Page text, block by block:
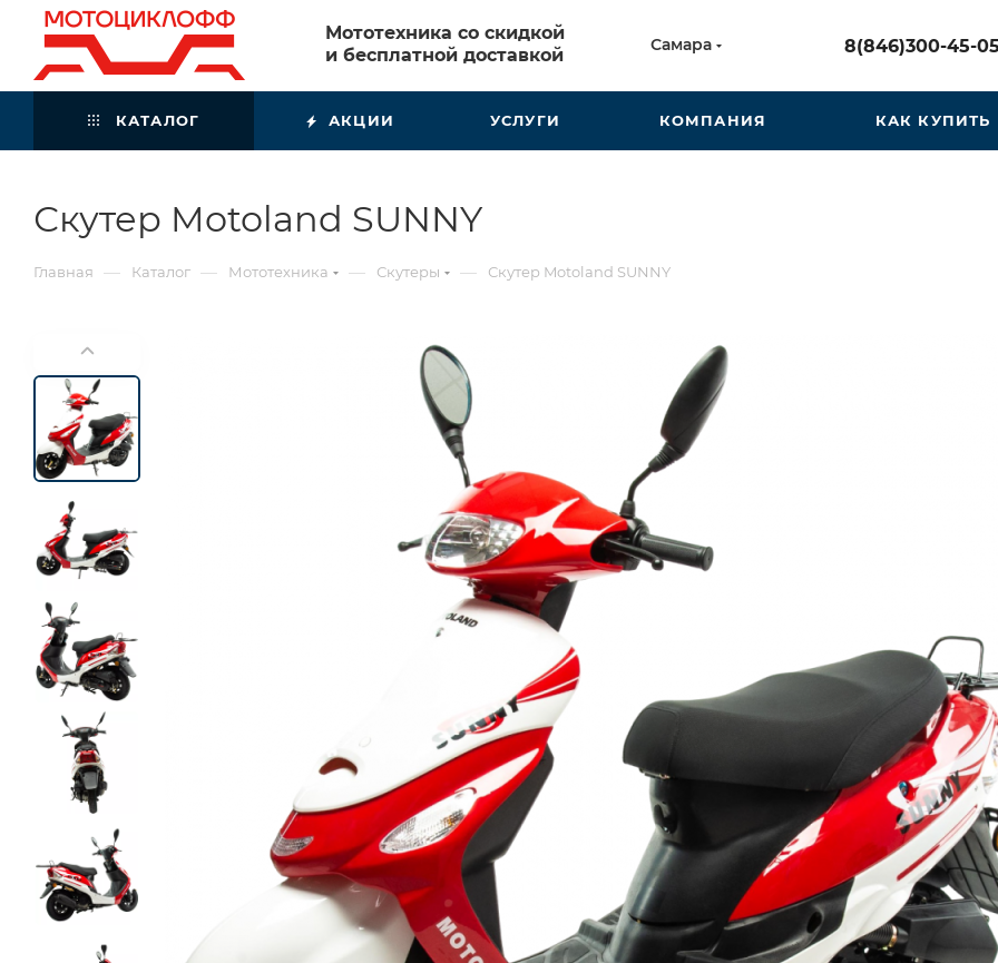
Мототехника со скидкой
и бесплатной доставкой
Самара 8(846)300-45-
КАТАЛОГ АКЦИИ УСЛУГИ КОМПАНИЯ КАК КУПИТЬ
Скутер Motoland SUNNY
Главная — Каталог — Мототехника — Скутеры — Скутер Motoland SUNNY